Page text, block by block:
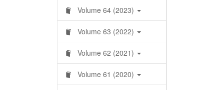
Volume 64 (2023)
Volume 63 (2022)
Volume 62 (2021)
Volume 61 (2020)